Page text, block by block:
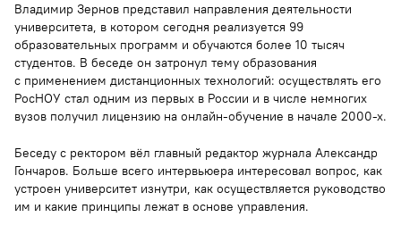
Владимир Зернов представил направления деятельности
университета, в котором сегодня реализуется 99
образовательных программ и обучаются более 10 тысяч
студентов. В беседе он затронул тему образования
с применением дистанционных технологий: осуществлять его
РосНОУ стал одним из первых в России и в числе немногих
вузов получил лицензию на онлайн-обучение в начале 2000-х.
Беседу с ректором вёл главный редактор журнала Александр
Гончаров. Больше всего интервьюера интересовал вопрос, как
устроен университет изнутри, как осуществляется руководство
им и какие принципы лежат в основе управления.